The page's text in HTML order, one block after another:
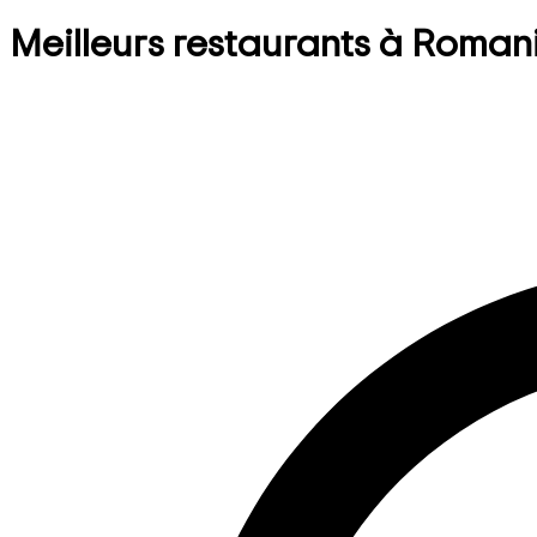
Meilleurs restaurants à